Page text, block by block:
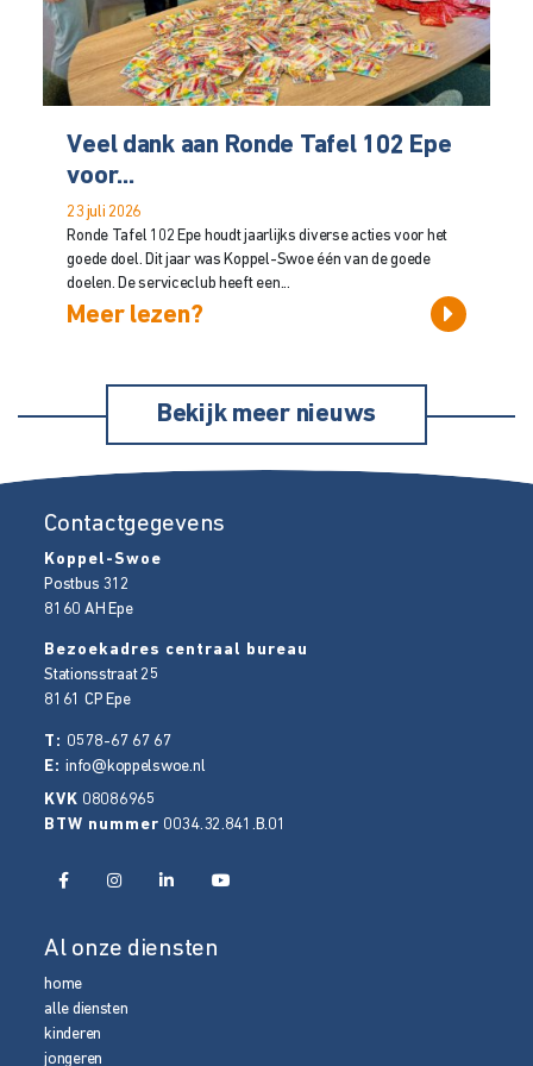
Veel dank aan Ronde Tafel 102 Epe
voor...
23 juli 2026
Ronde Tafel 102 Epe houdt jaarlijks diverse acties voor het
goede doel. Dit jaar was Koppel-Swoe één van de goede
doelen. De serviceclub heeft een...
Meer lezen?
Bekijk meer nieuws
Contactgegevens
Koppel-Swoe
Postbus 312
8160 AH Epe
Bezoekadres centraal bureau
Stationsstraat 25
8161 CP Epe
T: 0578-67 67 67
E:info@koppelswoe.nl
KVK 08086965
BTW nummer 0034.32.841.B.01
Al onze diensten
home
alle diensten
kinderen
jongeren